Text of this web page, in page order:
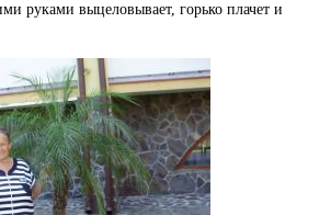
руками выцеловывает, горько плачет и